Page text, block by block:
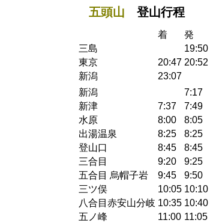
五頭山 登山行程
着
発
三島
19:50
東京
20:47 20:52
新潟
23:07
新潟
7:17
新津
7:37 7:49
水原
8:00 8:05
出湯温泉
8:25 8:25
登山口
8:45 8:45
三合目
9:20 9:25
五合目 烏帽子岩
9:45 9:50
三ツ俣
10:05 10:10
八合目赤安山分岐 10:35 10:40
五ノ峰
11:00 11:05